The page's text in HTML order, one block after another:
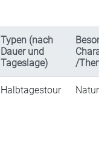
Typen (nach
Dauer und
Tageslage)
/
Halbtagestour Natur